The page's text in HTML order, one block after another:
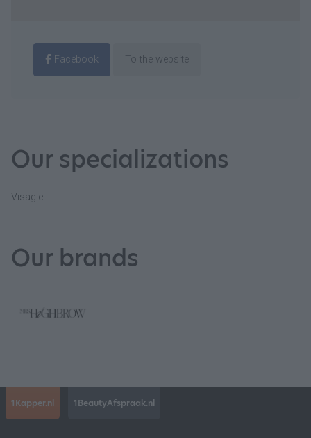
Facebook To the website
Our specializations
Visagie
Our brands
1Kapper.nl 1BeautyAfspraak.nl